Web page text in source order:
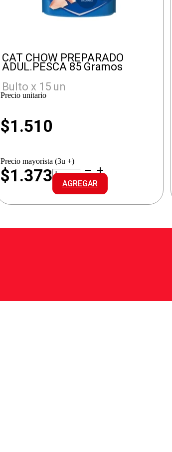
CAT CHOW PREPARADO
ADUL.PESCA 85 Gramos
Bulto x 15 un
Precio unitario
$1.510
Precio mayorista (3u +)
$1.373CAT
CHOW
PREPARADO
ADUL.PESCA
cantidad
AGREGAR